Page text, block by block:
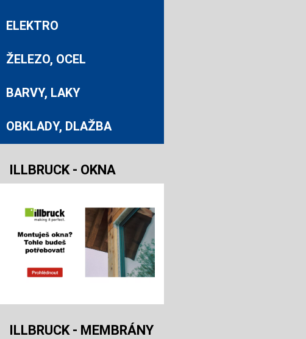
ELEKTRO
ŽELEZO, OCEL
BARVY, LAKY
OBKLADY, DLAŽBA
ILLBRUCK - OKNA
ILLBRUCK - MEMBRÁNY